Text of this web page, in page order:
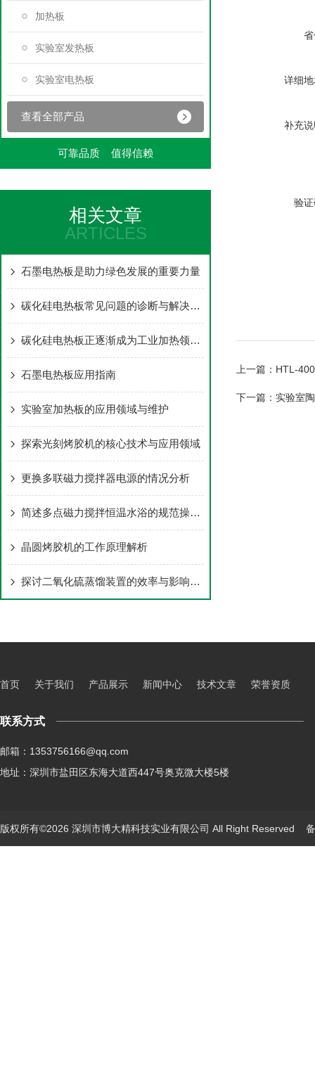
加热板
实验室发热板
实验室电热板
查看全部产品
可靠品质 值得信赖
相关文章
ARTICLES
石墨电热板是助力绿色发展的重要力量
碳化硅电热板常见问题的诊断与解决方法分享
碳化硅电热板正逐渐成为工业加热领域的新设备
石墨电热板应用指南
实验室加热板的应用领域与维护
探索光刻烤胶机的核心技术与应用领域
更换多联磁力搅拌器电源的情况分析
简述多点磁力搅拌恒温水浴的规范操作步骤
晶圆烤胶机的工作原理解析
探讨二氧化硫蒸馏装置的效率与影响因素
详细
补充
验
上一篇： HTL-
下一篇： 实验室
首页 关于我们 产品展示 新闻中心 技术文章 荣誉资质
联系方式
邮箱：1353756166@qq.com
地址：深圳市盐田区东海大道西447号奥克微大楼5楼
版权所有©2026 深圳市博大精科技实业有限公司 All Right Reserved